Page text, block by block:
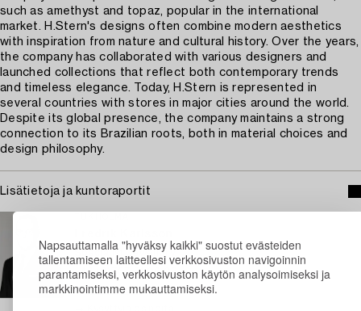
Napsauttamalla "hyväksy kaikki" suostut evästeiden
tallentamiseen laitteellesi verkkosivuston navigoinnin
parantamiseksi, verkkosivuston käytön analysoimiseksi ja
markkinointimme mukauttamiseksi.
such as amethyst and topaz, popular in the international
market. H.Stern's designs often combine modern aesthetics
with inspiration from nature and cultural history. Over the years,
the company has collaborated with various designers and
launched collections that reflect both contemporary trends
and timeless elegance. Today, H.Stern is represented in
several countries with stores in major cities around the world.
Despite its global presence, the company maintains a strong
connection to its Brazilian roots, both in material choices and
design philosophy.
Lisätietoja ja kuntoraportit
Specialist Jewellery
+46 (0)767 81 06 06
Sähköposti